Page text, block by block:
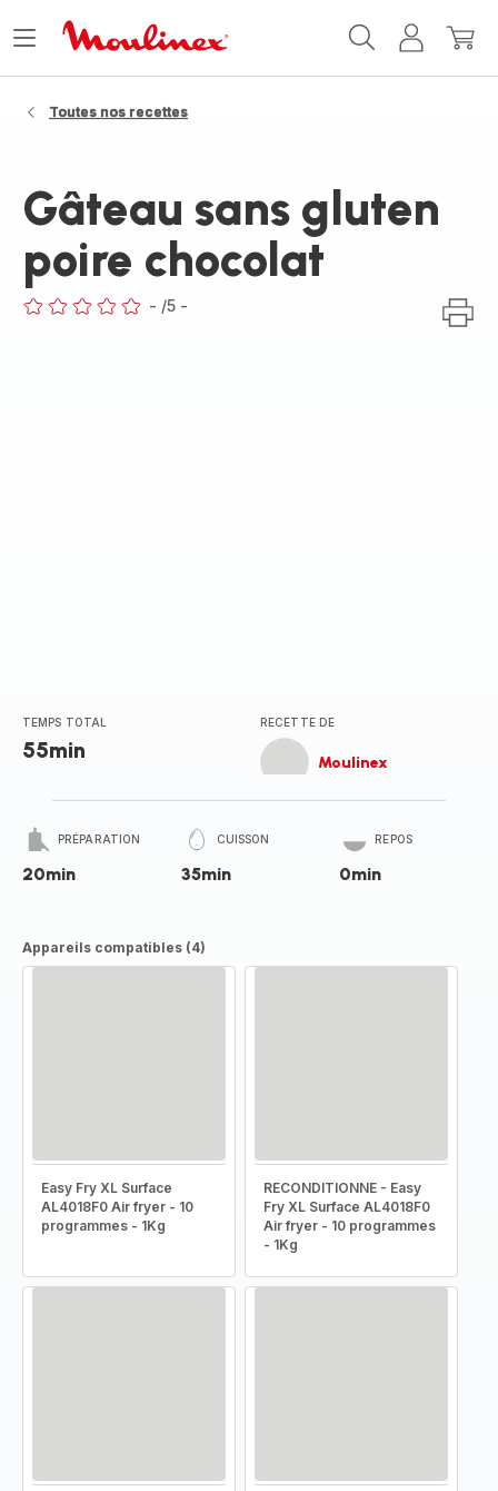
MonMon
Ouvrir
Toutes nos recettes
Gâteau sans gluten
poire chocolat
- /5 -
TEMPS TOTAL
55min
RECETTE DE
Moulinex
PRÉPARATION
20min
CUISSON
35min
REPOS
0min
Appareils compatibles (4)
Easy Fry XL Surface
AL4018F0 Air fryer - 10
programmes - 1Kg
RECONDITIONNE - Easy
Fry XL Surface AL4018F0
Air fryer - 10 programmes
- 1Kg